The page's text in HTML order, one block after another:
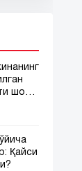
шов-
Қайси